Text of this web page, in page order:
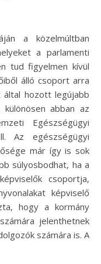
a parlamenti
tud figyelmen kívül
álló csoport arra
hozott legújabb
abban az
Egészségügyi
Az egészségügyi
már így is sok
súlyosbodhat, ha a
csoportja,
képviselő
hogy a kormány
jelenthetnek
számára is. A